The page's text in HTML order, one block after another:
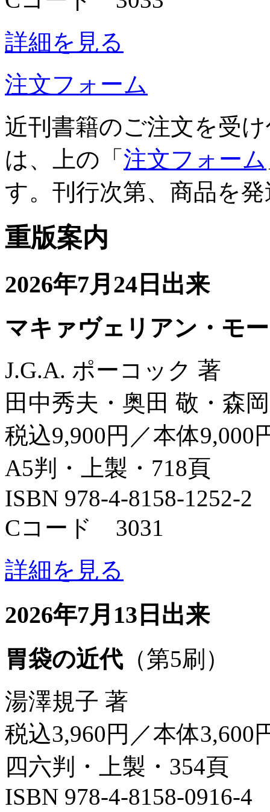
詳細を見る
注文フォーム
近刊書籍のご注文を受
は、上の「 注文フォーム
す。刊行次第、商品を
重版案内
2026年7月24日出来
マキァヴェリアン・モ
J.G.A. ポーコック 著
田中秀夫・奥田 敬・森
税込9,900円／本体9,000
A5判・上製・718頁
ISBN 978-4-8158-1252-2
Cコード 3031
詳細を見る
2026年7月13日出来
胃袋の近代（第5刷）
湯澤規子 著
税込3,960円／本体3,600
四六判・上製・354頁
ISBN 978-4-8158-0916-4